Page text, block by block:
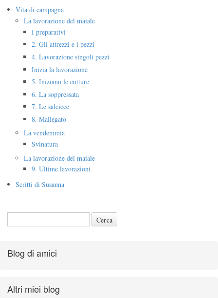
Vita di campagna
La lavorazione del maiale
I preparativi
2. Gli attrezzi e i pezzi
4. Lavorazione singoli pezzi
Inizia la lavorazione
5. Iniziano le cotture
6. La soppressata
7. Le salcicce
8. Mallegato
La vendemmia
Svinatura
La lavorazione del maiale
9. Ultime lavorazioni
Scritti di Susanna
Blog di amici
Altri miei blog